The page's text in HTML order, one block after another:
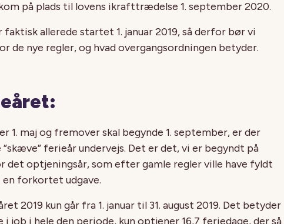
på plads til lovens ikrafttrædelse 1. september 2020.
allerede startet 1. januar 2019, så derfor bør vi
de nye regler, og hvad overgangsordningen betyder.
1. maj og fremover skal begynde 1. september, er der
ferieår undervejs. Det er det, vi er begyndt på
det optjeningsår, som efter gamle regler ville have fyldt
en forkortet udgave.
2019 kun går fra 1. januar til 31. august 2019. Det betyder
i job i hele den periode, kun optjener 16,7 feriedage, der så